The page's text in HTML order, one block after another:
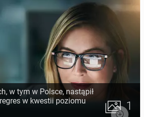
w tym w Polsce, nastąpił
w kwestii poziomu
1